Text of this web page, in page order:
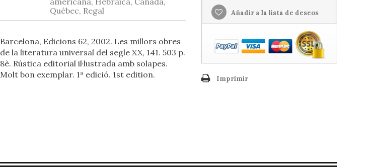
Québec, Regal
Barcelona, Edicions 62, 2002. Les millors obres
de la literatura universal del segle XX, 141. 503 p.
8è. Rústica editorial il·lustrada amb solapes.
Molt bon exemplar. 1ª edició. 1st edition.
Añadir a la lista de deseos
Imprimir